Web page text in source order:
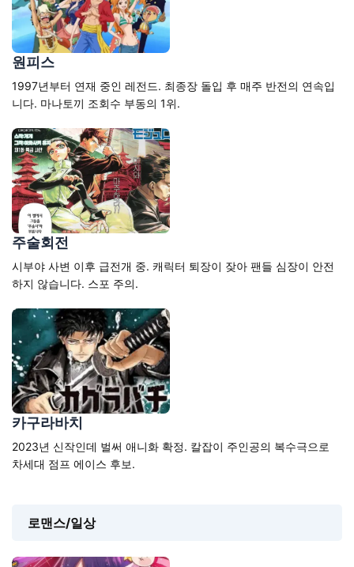
원피스
1997년부터 연재 중인 레전드. 최종장 돌입 후 매주 반전의 연속입
니다. 마나토끼 조회수 부동의 1위.
주술회전
시부야 사변 이후 급전개 중. 캐릭터 퇴장이 잦아 팬들 심장이 안전
하지 않습니다. 스포 주의.
카구라바치
2023년 신작인데 벌써 애니화 확정. 칼잡이 주인공의 복수극으로
차세대 점프 에이스 후보.
로맨스/일상